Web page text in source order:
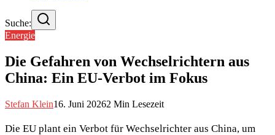
Suche:
Energie
Die Gefahren von Wechselrichtern aus
China: Ein EU-Verbot im Fokus
Stefan Klein16. Juni 20262 Min Lesezeit
Die EU plant ein Verbot für Wechselrichter aus China, um